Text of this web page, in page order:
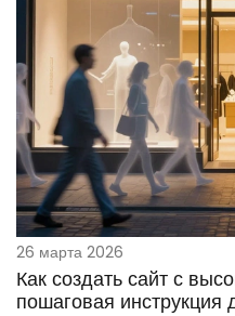
26 марта 2026
Как создать сайт с
пошаговая инструкция